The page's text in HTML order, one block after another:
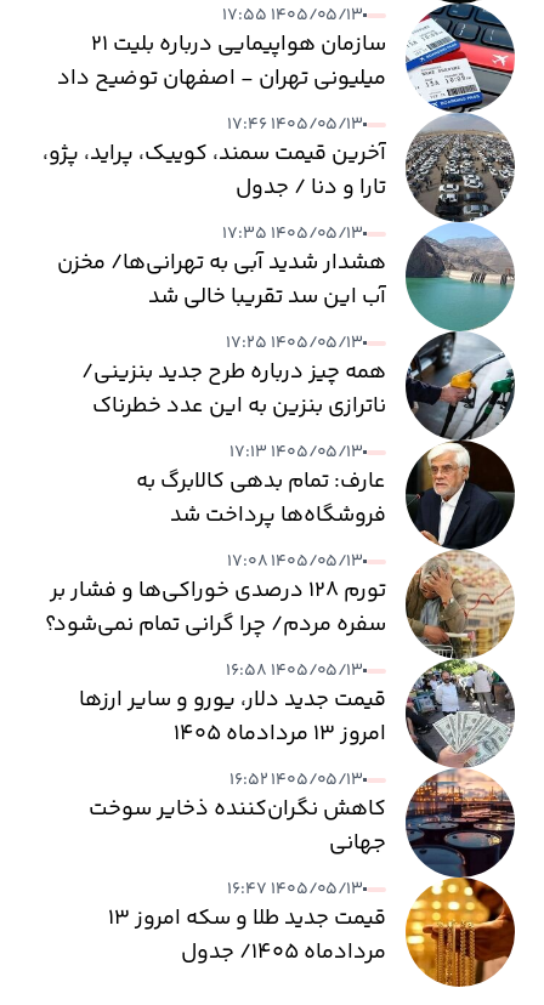
۱۴۰۵/۰۵/۱۳ ۱۷:۵۵
سازمان هواپیمایی درباره بلیت ۲۱
میلیونی تهران - اصفهان توضیح داد
۱۴۰۵/۰۵/۱۳ ۱۷:۴۶
آخرین قیمت سمند، کوییک، پراید، پژو،
تارا و دنا / جدول
۱۴۰۵/۰۵/۱۳ ۱۷:۳۵
هشدار شدید آبی به تهرانی‌ها/ مخزن
آب این سد تقریبا خالی شد
۱۴۰۵/۰۵/۱۳ ۱۷:۲۵
همه چیز درباره طرح جدید بنزینی/
ناترازی بنزین به این عدد خطرناک
می‌رسد
۱۴۰۵/۰۵/۱۳ ۱۷:۱۳
عارف: تمام بدهی کالابرگ به
فروشگاه‌ها پرداخت شد
۱۴۰۵/۰۵/۱۳ ۱۷:۰۸
تورم ۱۲۸ درصدی خوراکی‌ها و فشار بر
سفره مردم/ چرا گرانی تمام نمی‌شود؟
۱۴۰۵/۰۵/۱۳ ۱۶:۵۸
قیمت جدید دلار، یورو و سایر ارزها
امروز ۱۳ مردادماه ۱۴۰۵
۱۴۰۵/۰۵/۱۳ ۱۶:۵۲
کاهش نگران‌کننده ذخایر سوخت
جهانی
۱۴۰۵/۰۵/۱۳ ۱۶:۴۷
قیمت جدید طلا و سکه امروز ۱۳
مردادماه ۱۴۰۵/ جدول